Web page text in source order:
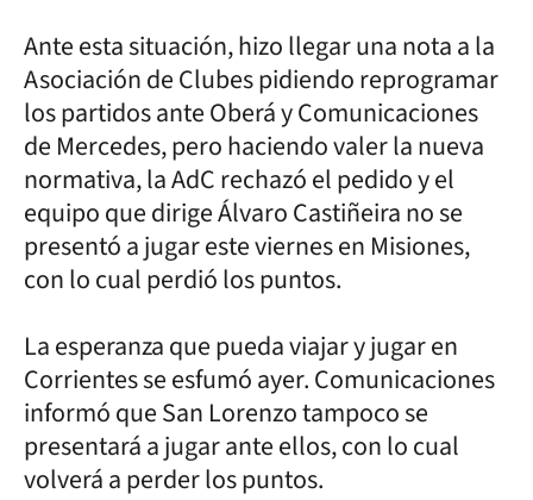
Ante esta situación, hizo llegar una nota a la
Asociación de Clubes pidiendo reprogramar
los partidos ante Oberá y Comunicaciones
de Mercedes, pero haciendo valer la nueva
normativa, la AdC rechazó el pedido y el
equipo que dirige Álvaro Castiñeira no se
presentó a jugar este viernes en Misiones,
con lo cual perdió los puntos.
La esperanza que pueda viajar y jugar en
Corrientes se esfumó ayer. Comunicaciones
informó que San Lorenzo tampoco se
presentará a jugar ante ellos, con lo cual
volverá a perder los puntos.